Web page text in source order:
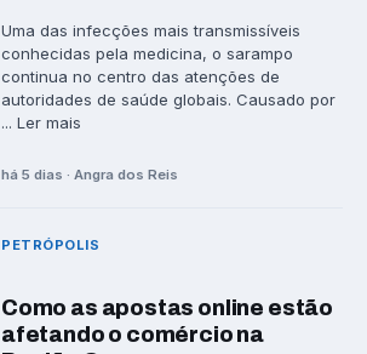
Uma das infecções mais transmissíveis
conhecidas pela medicina, o sarampo
continua no centro das atenções de
autoridades de saúde globais. Causado por
... Ler mais
há 5 dias · Angra dos Reis
PETRÓPOLIS
Como as apostas online estão
afetando o comércio na